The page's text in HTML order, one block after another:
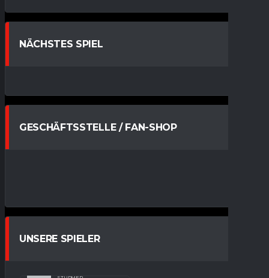
NÄCHSTES SPIEL
GESCHÄFTSSTELLE / FAN-SHOP
UNSERE SPIELER